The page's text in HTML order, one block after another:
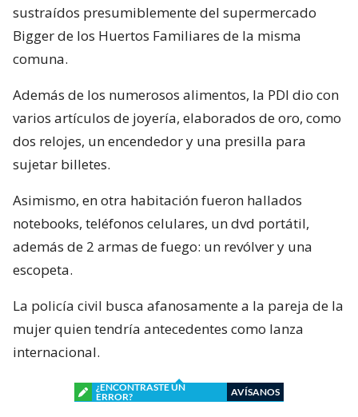
sustraídos presumiblemente del supermercado
Bigger de los Huertos Familiares de la misma
comuna.
Además de los numerosos alimentos, la PDI dio con
varios artículos de joyería, elaborados de oro, como
dos relojes, un encendedor y una presilla para
sujetar billetes.
Asimismo, en otra habitación fueron hallados
notebooks, teléfonos celulares, un dvd portátil,
además de 2 armas de fuego: un revólver y una
escopeta.
La policía civil busca afanosamente a la pareja de la
mujer quien tendría antecedentes como lanza
internacional.
¿ENCONTRASTE UN
ERROR?
AVÍSANOS